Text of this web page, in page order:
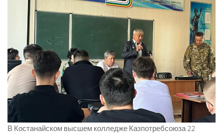
В Костанайском высшем колледже Казпотребсоюза 22